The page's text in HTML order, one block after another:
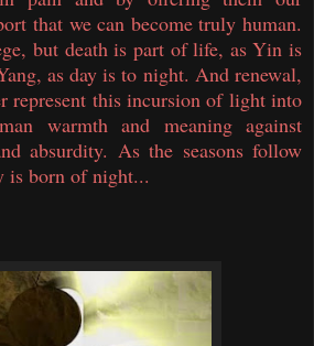
that we can become truly human.
but death is part of life, as Yin is
as day is to night. And renewal,
represent this incursion of light into
warmth and meaning against
absurdity. As the seasons follow
is born of night...